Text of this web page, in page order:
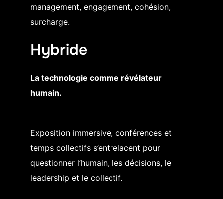
management, engagement, cohésion,
surcharge.
Hybride
La technologie comme révélateur
humain.
Exposition immersive, conférences et
temps collectifs s’entrelacent pour
questionner l’humain, les décisions, le
leadership et le collectif.